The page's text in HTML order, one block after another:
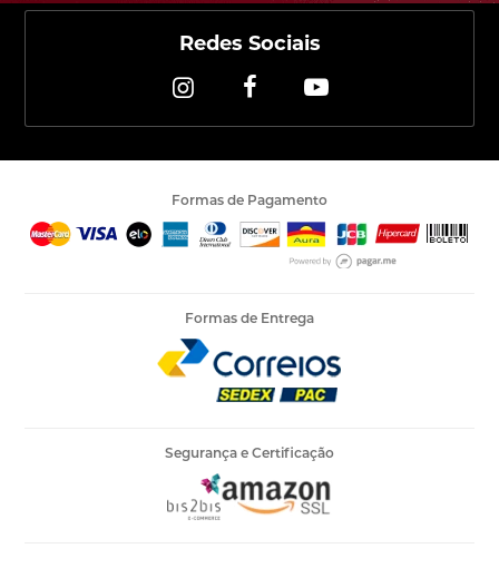
Redes Sociais
Formas de Pagamento
Formas de Entrega
Segurança e Certificação